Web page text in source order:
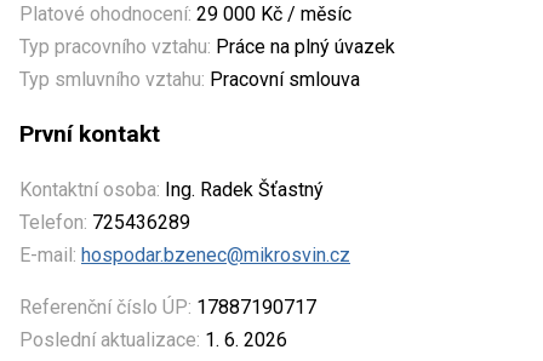
Platové ohodnocení: 29 000 Kč / měsíc
Typ pracovního vztahu: Práce na plný úvazek
Typ smluvního vztahu: Pracovní smlouva
První kontakt
Kontaktní osoba: Ing. Radek Šťastný
Telefon: 725436289
E-mail: hospodar.bzenec@mikrosvin.cz
Referenční číslo ÚP: 17887190717
Poslední aktualizace: 1. 6. 2026